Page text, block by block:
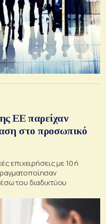
ΕΕ παρείχαν
στο προσωπικό
επιχειρήσεις με 10 ή
του διαδικτύου